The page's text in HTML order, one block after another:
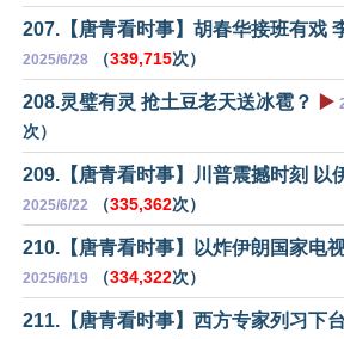
207.【唐青看时事】胡春华接班有戏
2025/6/28 （339,715次）
208.灵璧有灵 抢土豆老天送冰雹？ ▶️
次）
209.【唐青看时事】川普震撼时刻 以
2025/6/22 （335,362次）
210.【唐青看时事】以炸伊朗国家电
2025/6/19 （334,322次）
211.【唐青看时事】西方专家列习下